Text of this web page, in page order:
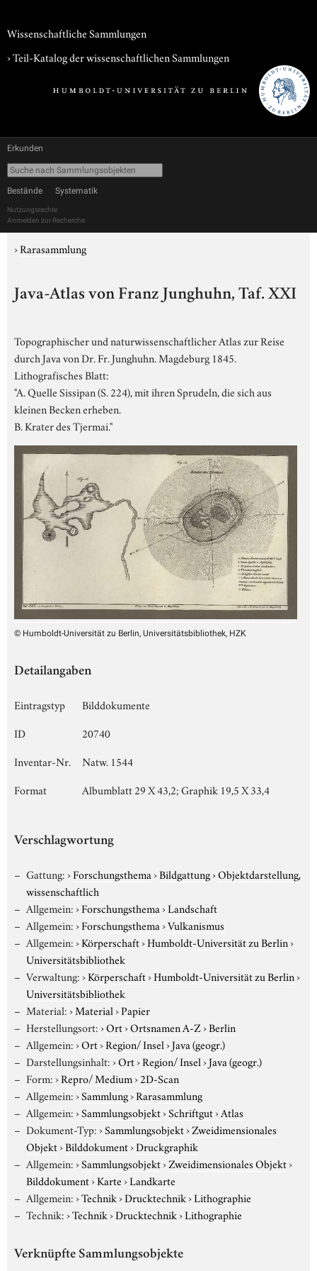
Wissenschaftliche Sammlungen
› Teil-Katalog der wissenschaftlichen Sammlungen
Erkunden
Bestände Systematik
Nutzungsrechte
Anmelden zur Recherche
›Rarasammlung
Java-Atlas von Franz Junghuhn, Taf. XXI
Topographischer und naturwissenschaftlicher Atlas zur Reise
durch Java von Dr. Fr. Junghuhn. Magdeburg 1845.
Lithografisches Blatt:
"A. Quelle Sissipan (S. 224), mit ihren Sprudeln, die sich aus
kleinen Becken erheben.
B. Krater des Tjermai."
© Humboldt-Universität zu Berlin, Universitätsbibliothek, HZK
Detailangaben
Eintragstyp
Bilddokumente
ID
20740
Inventar-Nr.
Natw. 1544
Format
Albumblatt 29 X 43,2; Graphik 19,5 X 33,4
Verschlagwortung
Gattung:›Forschungsthema›Bildgattung›Objektdarstellung,
wissenschaftlich
Allgemein:›Forschungsthema›Landschaft
Allgemein:›Forschungsthema›Vulkanismus
Allgemein:›Körperschaft›Humboldt-Universität zu Berlin›
Universitätsbibliothek
Verwaltung:›Körperschaft›Humboldt-Universität zu Berlin›
Universitätsbibliothek
Material:›Material›Papier
Herstellungsort:›Ort›Ortsnamen A-Z›Berlin
Allgemein:›Ort›Region/ Insel›Java (geogr.)
Darstellungsinhalt:›Ort›Region/ Insel›Java (geogr.)
Form:›Repro/ Medium›2D-Scan
Allgemein:›Sammlung›Rarasammlung
Allgemein:›Sammlungsobjekt›Schriftgut›Atlas
Dokument-Typ:›Sammlungsobjekt›Zweidimensionales
Objekt›Bilddokument›Druckgraphik
Allgemein:›Sammlungsobjekt›Zweidimensionales Objekt›
Bilddokument›Karte›Landkarte
Allgemein:›Technik›Drucktechnik›Lithographie
Technik:›Technik›Drucktechnik›Lithographie
Verknüpfte Sammlungsobjekte